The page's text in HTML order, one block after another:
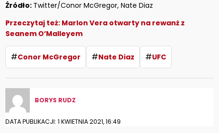
Źródło: Twitter/Conor McGregor, Nate Diaz
Przeczytaj też: Marlon Vera otwarty na rewanż z
Seanem O’Malleyem
#Conor McGregor #Nate Diaz #UFC
BORYS RUDZ
DATA PUBLIKACJI: 1 KWIETNIA 2021, 16:49